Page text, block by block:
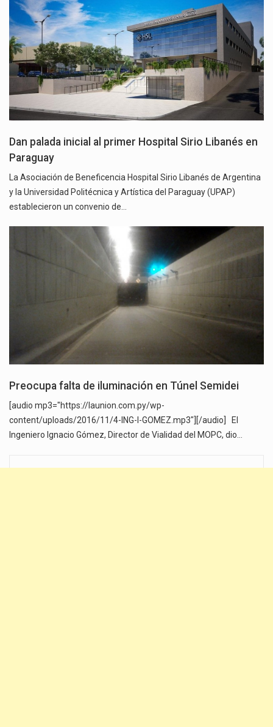
Dan palada inicial al primer Hospital Sirio Libanés en
Paraguay
La Asociación de Beneficencia Hospital Sirio Libanés de Argentina
y la Universidad Politécnica y Artística del Paraguay (UPAP)
establecieron un convenio de…
Preocupa falta de iluminación en Túnel Semidei
[audio mp3="https://launion.com.py/wp-
content/uploads/2016/11/4-ING-I-GOMEZ.mp3"][/audio] El
Ingeniero Ignacio Gómez, Director de Vialidad del MOPC, dio…